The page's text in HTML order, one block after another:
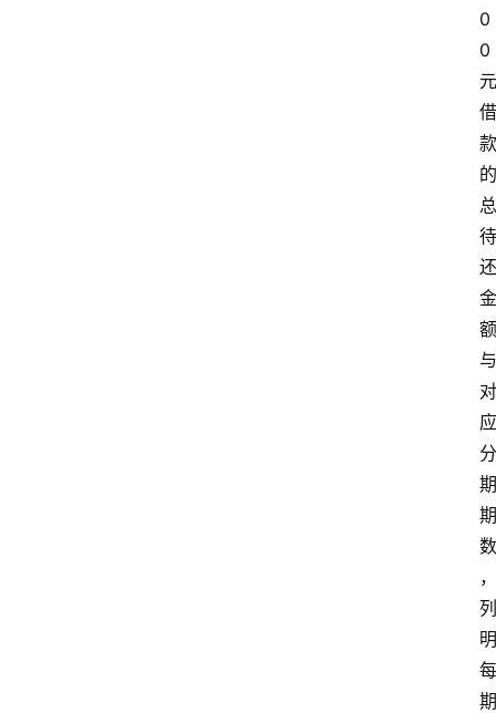
0
0
元
借
款
的
总
待
还
金
额
与
对
应
分
期
期
数
，
列
明
每
期